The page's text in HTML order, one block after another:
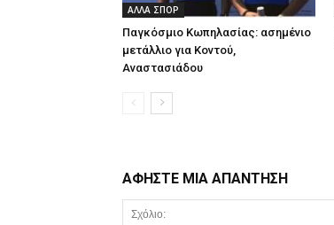
ΑΛΛΑ ΣΠΟΡ
Παγκόσμιο Κωπηλασίας: ασημένιο
μετάλλιο για Κοντού,
Αναστασιάδου
ΑΦΗΣΤΕ ΜΙΑ ΑΠΑΝΤΗΣΗ